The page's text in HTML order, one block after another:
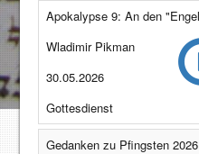
Wladimir Pikman
30.05.2026
Gottesdienst
Gedanken zu Pfingsten 2026